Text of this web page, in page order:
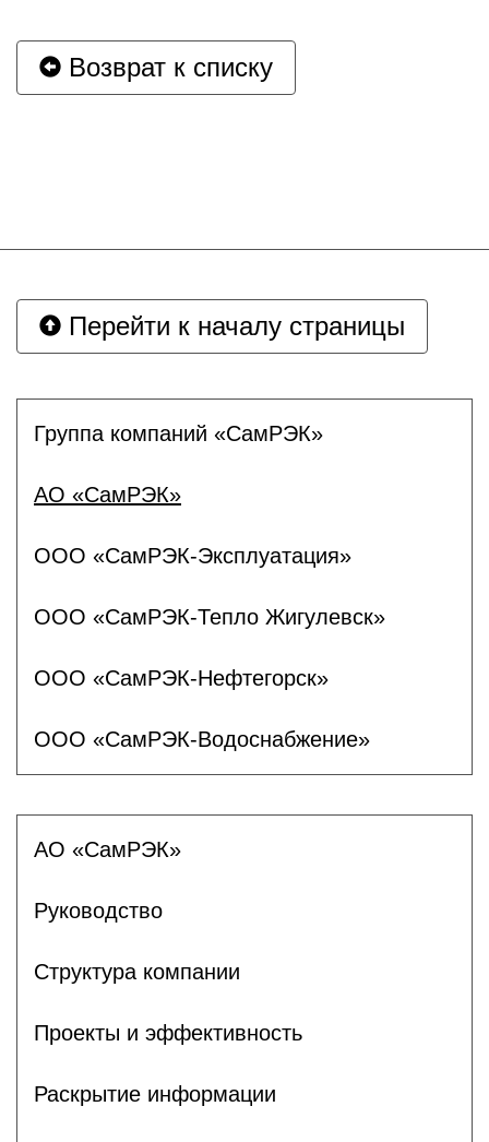
Возврат к списку
Перейти к началу страницы
Группа компаний «СамРЭК»
АО «СамРЭК»
ООО «СамРЭК-Эксплуатация»
ООО «СамРЭК-Тепло Жигулевск»
ООО «СамРЭК-Нефтегорск»
ООО «СамРЭК-Водоснабжение»
АО «СамРЭК»
Руководство
Структура компании
Проекты и эффективность
Раскрытие информации